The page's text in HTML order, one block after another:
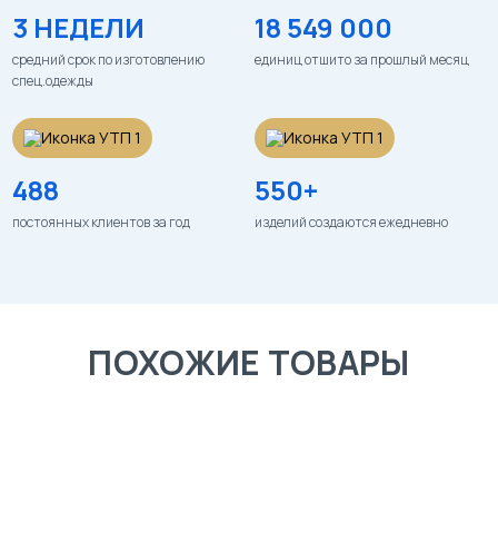
3 НЕДЕЛИ
средний срок по изготовлению
спец.одежды
18 549 000
единиц отшито за прошлый месяц
488
постоянных клиентов за год
550+
изделий создаются ежедневно
ПОХОЖИЕ ТОВАРЫ